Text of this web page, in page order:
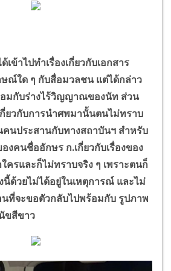
าไปทำเรื่องเกี่ยวกับเอกสาร
ณ์ใด ๆ กับสื่อมวลชน แต่ได้กล่าว
อมกับร่างไร้วิญญาณของนัท ส่วน
กี่ยวกับการนำศพมานั้นตนไม่ทราบ
คนประสานกับทางสถาบันฯ สำหรับ
งคนชื่ออักษร ก.เกี่ยวกับเรื่องของ
ครและก็ไม่ทราบจริง ๆ เพราะตนก็
นี้ด้วยไม่ได้อยู่ในเหตุการณ์ และไม่
ที่จะขอตัวกลับไปพร้อมกับ รูปภาพ
ขสีขาว